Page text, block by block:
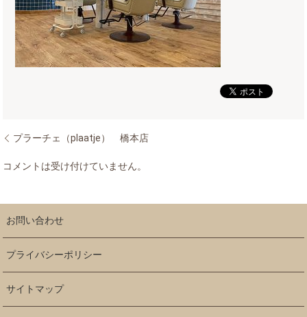
プラーチェ（plaatje） 橋本店
コメントは受け付けていません。
お問い合わせ
プライバシーポリシー
サイトマップ